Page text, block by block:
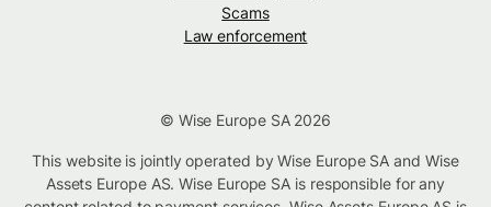
Scams
Law enforcement
© Wise Europe SA 2026
This website is jointly operated by Wise Europe SA and Wise
Assets Europe AS. Wise Europe SA is responsible for any